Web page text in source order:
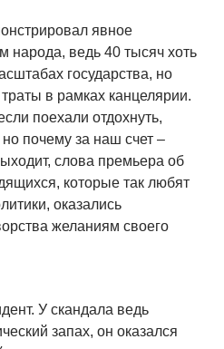
явное
народа, ведь 40 тысяч хоть
государства, но
в рамках канцелярии.
поехали отдохнуть,
почему за наш счет –
слова премьера об
которые так любят
оказались
желаниям своего
У скандала ведь
запах, он оказался